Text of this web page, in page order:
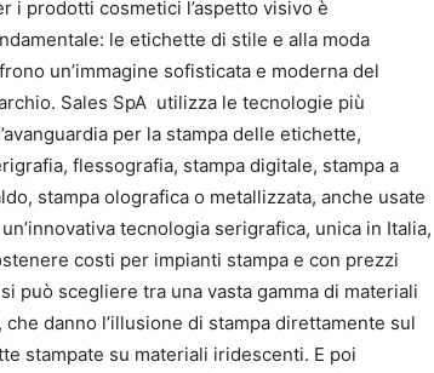
i prodotti cosmetici l’aspetto visivo è
le etichette di stile e alla moda
un’immagine sofisticata e moderna del
Sales SpA utilizza le tecnologie più
per la stampa delle etichette,
flessografia, stampa digitale, stampa a
stampa olografica o metallizzata, anche usate
tecnologia serigrafica, unica in Italia,
costi per impianti stampa e con prezzi
può scegliere tra una vasta gamma di materiali
, che danno l’illusione di stampa direttamente sul
stampate su materiali iridescenti. E poi